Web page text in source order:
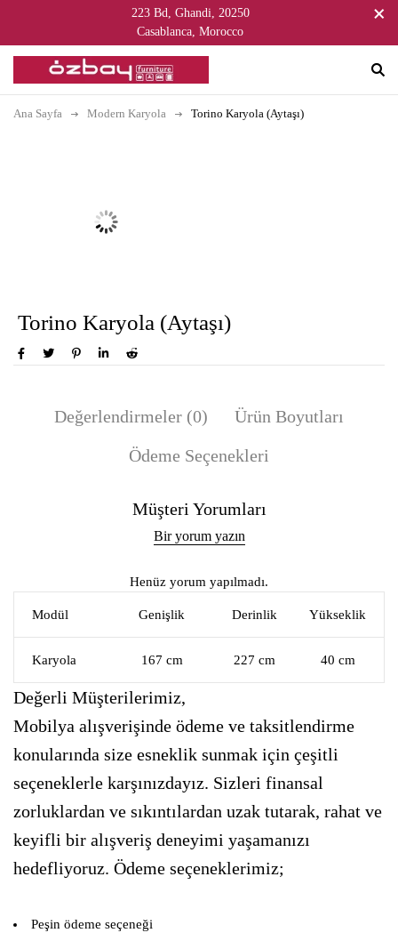
223 Bd, Ghandi, 20250
Casablanca, Morocco
Ana Sayfa Modern Karyola Torino Karyola (Aytaşı)
Torino Karyola (Aytaşı)
Değerlendirmeler (0)
Ürün Boyutları
Ödeme Seçenekleri
Müşteri Yorumları
Bir yorum yazın
Henüz yorum yapılmadı.
Modül Genişlik Derinlik Yükseklik
Karyola 167 cm 227 cm 40 cm
Değerli Müşterilerimiz,
Mobilya alışverişinde ödeme ve taksitlendirme
konularında size esneklik sunmak için çeşitli
seçeneklerle karşınızdayız. Sizleri finansal
zorluklardan ve sıkıntılardan uzak tutarak, rahat ve
keyifli bir alışveriş deneyimi yaşamanızı
hedefliyoruz. Ödeme seçeneklerimiz;
Peşin ödeme seçeneği